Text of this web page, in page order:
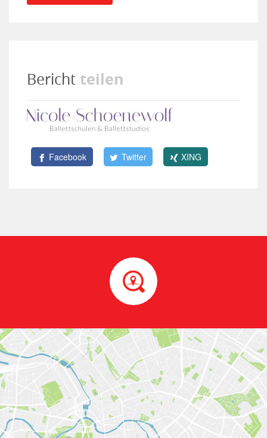
Bericht teilen
Facebook Twitter XING